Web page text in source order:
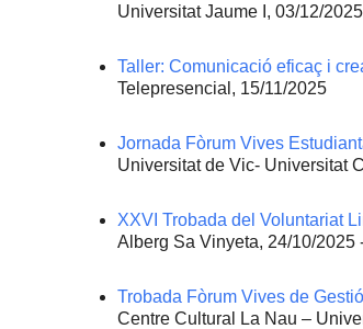
Universitat Jaume I, 03/12/
Taller: Comunicació eficaç i
Telepresencial, 15/11/2025
Jornada Fòrum Vives
Universitat de Vic- Universitat
XXVI Trobada del Voluntariat
Alberg Sa Vinyeta, 24/10/2025
Trobada Fòrum Vives de
Centre Cultural La Nau –